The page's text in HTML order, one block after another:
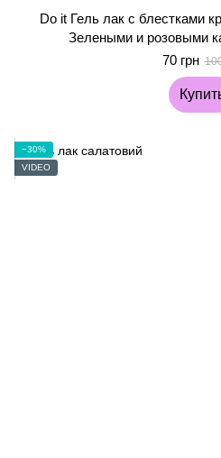
Do it Гель лак с блестками
Зелеными и розовыми
70 грн
−30%
VIDEO